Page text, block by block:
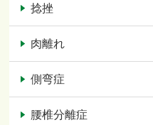
捻挫
肉離れ
側弯症
腰椎分離症